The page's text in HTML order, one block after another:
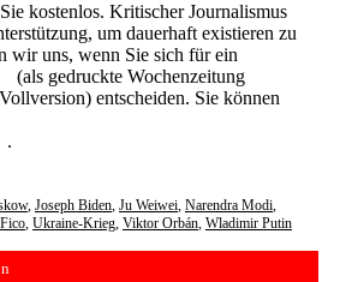
kostenlos. Kritischer Journalismus
um dauerhaft existieren zu
wir uns, wenn Sie sich für ein
(als gedruckte Wochenzeitung
entscheiden. Sie können
.
, Joseph Biden, Ju Weiwei, Narendra Modi,
, Ukraine-Krieg, Viktor Orbán, Wladimir Putin